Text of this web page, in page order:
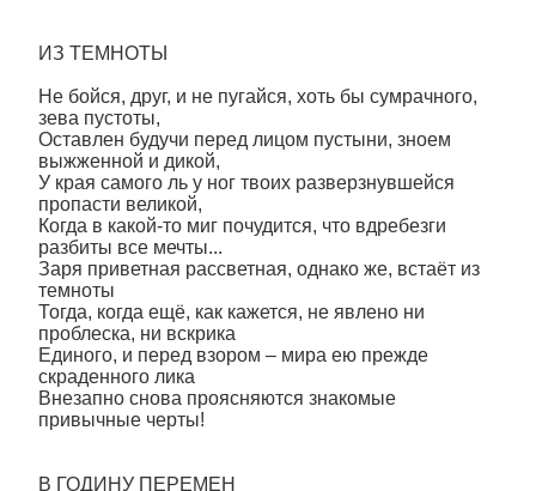
ИЗ ТЕМНОТЫ
Не бойся, друг, и не пугайся, хоть бы сумрачного,
зева пустоты,
Оставлен будучи перед лицом пустыни, зноем
выжженной и дикой,
У края самого ль у ног твоих разверзнувшейся
пропасти великой,
Когда в какой-то миг почудится, что вдребезги
разбиты все мечты...
Заря приветная рассветная, однако же, встаёт из
темноты
Тогда, когда ещё, как кажется, не явлено ни
проблеска, ни вскрика
Единого, и перед взором – мира ею прежде
скраденного лика
Внезапно снова проясняются знакомые
привычные черты!
В ГОДИНУ ПЕРЕМЕН